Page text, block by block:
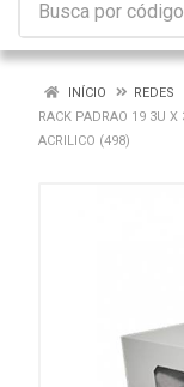
INÍCIO REDES
RACK PADRAO 19 3U X
ACRILICO (498)